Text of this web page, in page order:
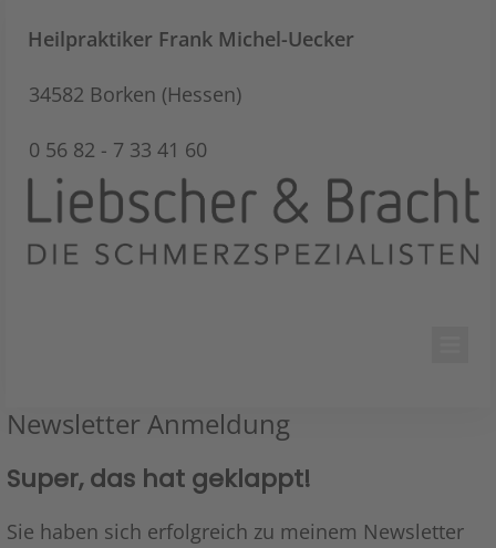
Heilpraktiker Frank Michel-Uecker
34582 Borken (Hessen)
0 56 82 - 7 33 41 60
Newsletter Anmeldung
Super, das hat geklappt!
Sie haben sich erfolgreich zu meinem Newsletter